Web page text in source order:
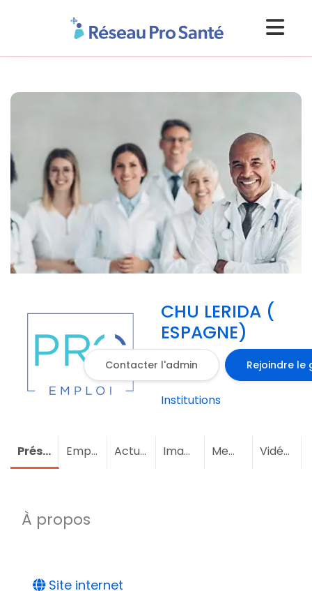
CHU LERIDA (
ESPAGNE)
Contacter l'admin Rejoindre le
Institutions
Présentation Emploi Actualités Images Membres Vidéos
À propos
Site internet